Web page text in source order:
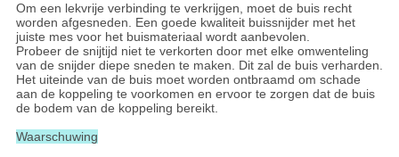
Om een lekvrije verbinding te verkrijgen, moet de buis recht
worden afgesneden. Een goede kwaliteit buissnijder met het
juiste mes voor het buismateriaal wordt aanbevolen.
Probeer de snijtijd niet te verkorten door met elke omwenteling
van de snijder diepe sneden te maken. Dit zal de buis verharden.
Het uiteinde van de buis moet worden ontbraamd om schade
aan de koppeling te voorkomen en ervoor te zorgen dat de buis
de bodem van de koppeling bereikt.
Waarschuwing